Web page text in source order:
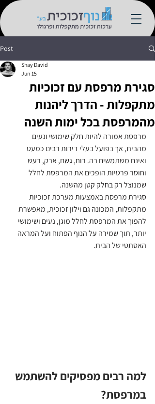
Post
סגירת מרפסת עם זכוכיות
מתקפלות - הדרך ליהנות
מהמרפסת בכל ימות השנה
Shay David
Jun 15
מרפסת אמורה להיות חלק שימושי ונעים
מהבית, אך בפועל בעלי דירות רבים כמעט
ואינם משתמשים בה. רוח, גשם, אבק, רעש
וחוסר פרטיות הופכים את המרפסת לחלל
שמנוצל רק בחלק קטן מהשנה.
סגירת מרפסת באמצעות מערכת זכוכיות
מתקפלות, המכונה גם וילון זכוכית, מאפשרת
להפוך את המרפסת לחלל מוגן, נעים ושימושי
יותר, תוך שמירה על הנוף הפתוח ועל המראה
האסתטי של הבית.
למה רבים מפסיקים להשתמש
במרפסת?